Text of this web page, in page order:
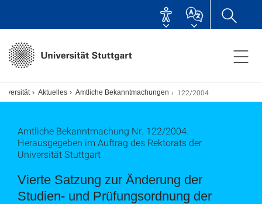
Aktuelles Amtliche Bekanntmachungen 122/2004
Amtliche Bekanntmachung Nr. 122/2004.
Herausgegeben im Auftrag des Rektorats der
Universität Stuttgart
Vierte Satzung zur Änderung der
Studien- und Prüfungsordnung der